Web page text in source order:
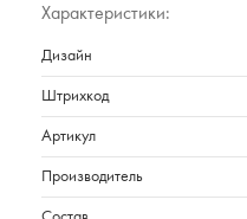
Характеристики:
Дизайн
Штрихкод
Артикул
Производитель